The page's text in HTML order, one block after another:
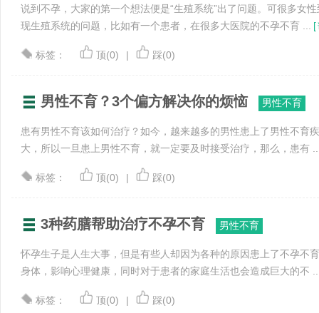
说到不孕，大家的第一个想法便是“生殖系统”出了问题。可很多女
现生殖系统的问题，比如有一个患者，在很多大医院的不孕不育 ...
[
标签： 顶(0) | 踩(0)
男性不育？3个偏方解决你的烦恼 男性不育
患有男性不育该如何治疗？如今，越来越多的男性患上了男性不育
大，所以一旦患上男性不育，就一定要及时接受治疗，那么，患有
标签： 顶(0) | 踩(0)
3种药膳帮助治疗不孕不育 男性不育
怀孕生子是人生大事，但是有些人却因为各种的原因患上了不孕不
身体，影响心理健康，同时对于患者的家庭生活也会造成巨大的不
标签： 顶(0) | 踩(0)